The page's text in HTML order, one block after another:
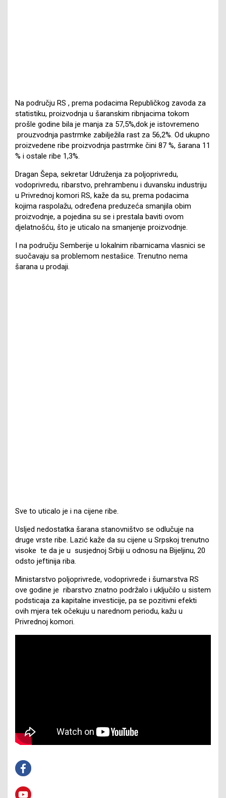
Na području RS , prema podacima Republičkog zavoda za
statistiku, proizvodnja u šaranskim ribnjacima tokom
prošle godine bila je manja za 57,5%,dok je istovremeno
prouzvodnja pastrmke zabilježila rast za 56,2%. Od ukupno
proizvedene ribe proizvodnja pastrmke čini 87 %, šarana 11
% i ostale ribe 1,3%.
Dragan Šepa, sekretar Udruženja za poljoprivredu,
vodoprivredu, ribarstvo, prehrambenu i duvansku industriju
u Privrednoj komori RS, kaže da su, prema podacima
kojima raspolažu, određena preduzeća smanjila obim
proizvodnje, a pojedina su se i prestala baviti ovom
djelatnošću, što je uticalo na smanjenje proizvodnje.
I na području Semberije u lokalnim ribarnicama vlasnici se
suočavaju sa problemom nestašice. Trenutno nema
šarana u prodaji.
Sve to uticalo je i na cijene ribe.
Usljed nedostatka šarana stanovništvo se odlučuje na
druge vrste ribe. Lazić kaže da su cijene u Srpskoj trenutno
visoke te da je u susjednoj Srbiji u odnosu na Bijeljinu, 20
odsto jeftinija riba.
Ministarstvo poljoprivrede, vodoprivrede i šumarstva RS
ove godine je ribarstvo znatno podržalo i uključilo u sistem
podsticaja za kapitalne investicije, pa se pozitivni efekti
ovih mjera tek očekuju u narednom periodu, kažu u
Privrednoj komori.